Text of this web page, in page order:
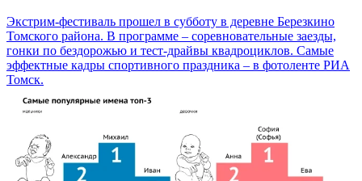
Экстрим-фестиваль прошел в субботу в деревне Березкино
Томского района. В программе – соревновательные заезды,
гонки по бездорожью и тест-драйвы квадроциклов. Самые
эффектные кадры спортивного праздника – в фотоленте РИА
Томск.